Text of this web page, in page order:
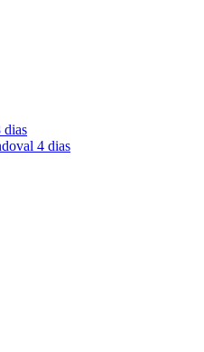
dias
4 dias